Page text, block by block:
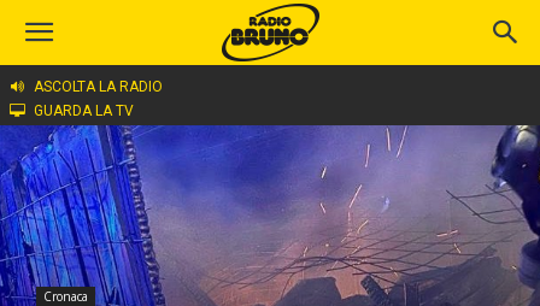
ASCOLTA LA RADIO
GUARDA LA TV
Home Cronaca
Cronaca